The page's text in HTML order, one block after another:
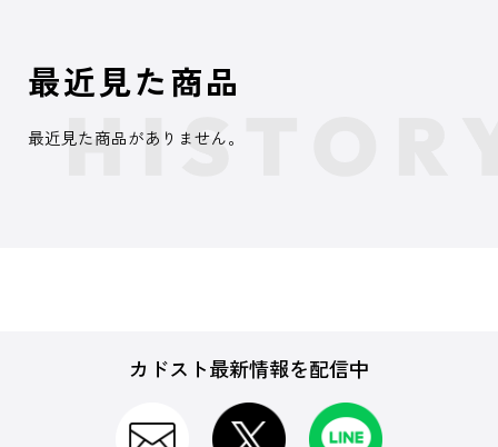
最近見た商品
最近見た商品がありません。
カドスト最新情報を配信中